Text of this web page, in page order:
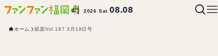
2026 Sat08.08
ホーム 紙面Vol.187 3月18日号